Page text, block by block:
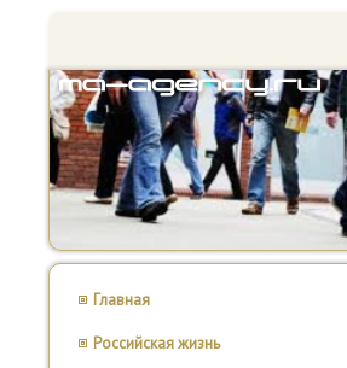
Главная
Российская жизнь